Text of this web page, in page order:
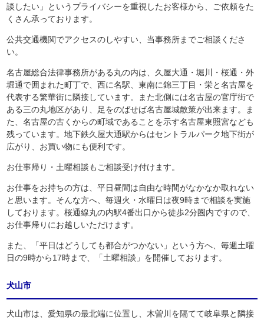
談したい」というプライバシーを重視したお客様から、ご依頼をた
くさん承っております。
公共交通機関でアクセスのしやすい、当事務所までご相談くださ
い。
名古屋総合法律事務所がある丸の内は、久屋大通・堀川・桜通・外
堀通で囲まれた町丁で、西に名駅、東南に錦三丁目・栄と名古屋を
代表する繁華街に隣接しています。また北側には名古屋の官庁街で
ある三の丸地区があり、足をのばせば名古屋城散策が出来ます。ま
た、名古屋の古くからの町域であることを示す名古屋東照宮なども
残っています。地下鉄久屋大通駅からはセントラルパーク地下街が
広がり、お買い物にも便利です。
お仕事帰り・土曜相談もご相談受け付けます。
お仕事をお持ちの方は、平日昼間は自由な時間がなかなか取れない
と思います。そんな方へ、毎週火・水曜日は夜9時まで相談を実施
しております。桜通線丸の内駅4番出口から徒歩2分圏内ですので、
お仕事帰りにお越しいただけます。
また、「平日はどうしても都合がつかない」という方へ、毎週土曜
日の9時から17時まで、「土曜相談」を開催しております。
犬山市
犬山市は、愛知県の最北端に位置し、木曽川を隔てて岐阜県と隣接